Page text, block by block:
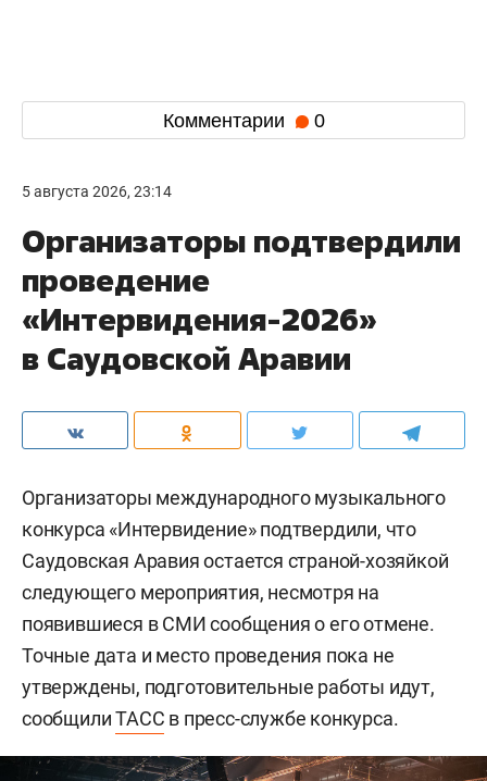
Комментарии 0
5 августа 2026, 23:14
Организаторы подтвердили
проведение
«Интервидения-2026»
в Саудовской Аравии
Организаторы международного музыкального
конкурса «Интервидение» подтвердили, что
Саудовская Аравия остается страной-хозяйкой
следующего мероприятия, несмотря на
появившиеся в СМИ сообщения о его отмене.
Точные дата и место проведения пока не
утверждены, подготовительные работы идут,
сообщилиТАСС в пресс-службе конкурса.